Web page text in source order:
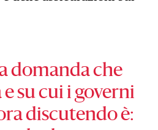
domanda che
su cui i governi
discutendo è: